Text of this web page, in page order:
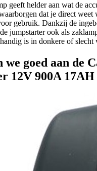
geeft helder aan wat de
dat je direct weet
gebruik. Dankzij de
jumpstarter ook als
is in donkere of slecht
we goed aan de
12V 900A